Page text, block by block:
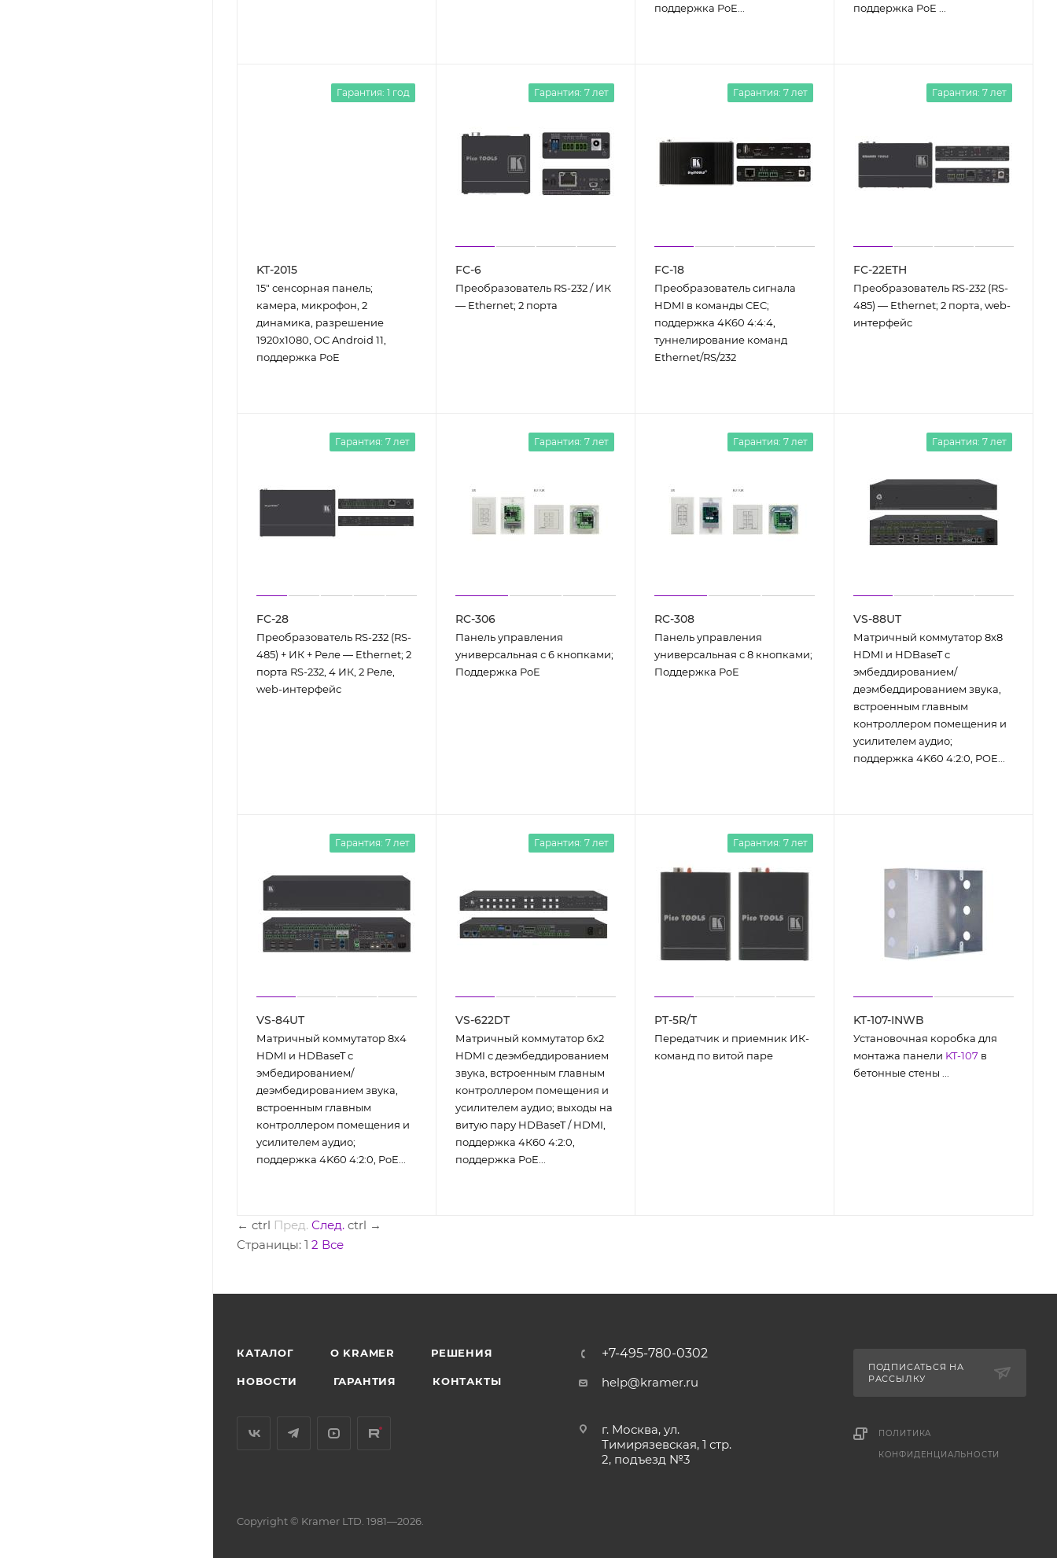
поддержка PoE...
поддержка PoE ...
Гарантия: 1 год
KT-2015
15" сенcорная панель;
камера, микрофон, 2
динамика, разрешение
1920х1080, ОС Android 11,
поддержка PoE
Гарантия: 7 лет
FC-6
Преобразователь RS-232 / ИК
— Ethernet; 2 порта
Гарантия: 7 лет
FC-18
Преобразователь сигнала
HDMI в команды CEC;
поддержка 4K60 4:4:4,
туннелирование команд
Ethernet/RS/232
Гарантия: 7 лет
FC-22ETH
Преобразователь RS-232 (RS-
485) — Ethernet; 2 порта, web-
интерфейс
Гарантия: 7 лет
FC-28
Преобразователь RS-232 (RS-
485) + ИК + Реле — Ethernet; 2
порта RS-232, 4 ИК, 2 Реле,
web-интерфейс
Гарантия: 7 лет
RC-306
Панель управления
универсальная с 6 кнопками;
Поддержка PoE
Гарантия: 7 лет
RC-308
Панель управления
универсальная с 8 кнопками;
Поддержка PoE
Гарантия: 7 лет
VS-88UT
Матричный коммутатор 8х8
HDMI и HDBaseT с
эмбеддированием/
деэмбеддированием звука,
встроенным главным
контроллером помещения и
усилителем аудио;
поддержка 4K60 4:2:0, POE...
Гарантия: 7 лет
VS-84UT
Матричный коммутатор 8х4
HDMI и HDBaseT с
эмбедированием/
деэмбедированием звука,
встроенным главным
контроллером помещения и
усилителем аудио;
поддержка 4K60 4:2:0, PoE...
Гарантия: 7 лет
VS-622DT
Матричный коммутатор 6х2
HDMI с деэмбеддированием
звука, встроенным главным
контроллером помещения и
усилителем аудио; выходы на
витую пару HDBaseT / HDMI,
поддержка 4К60 4:2:0,
поддержка PoE...
Гарантия: 7 лет
PT-5R/T
Передатчик и приемник ИК-
команд по витой паре
KT-107-INWB
Установочная коробка для
монтажа панели KT-107 в
бетонные стены ...
← ctrl Пред. След. ctrl →
Страницы: 1 2 Все
КАТАЛОГ O KRAMER РЕШЕНИЯ
НОВОСТИ ГАРАНТИЯ КОНТАКТЫ
+7-495-780-0302
help@kramer.ru
г. Москва, ул.
Тимирязевская, 1 стр.
2, подъезд №3
ПОДПИСАТЬСЯ НА
РАССЫЛКУ
ПОЛИТИКА
КОНФИДЕНЦИАЛЬНОСТИ
Copyright © Kramer LTD. 1981—2026.